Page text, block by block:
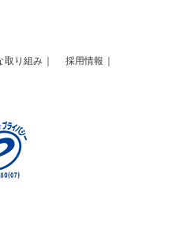
取り組み
採用情報